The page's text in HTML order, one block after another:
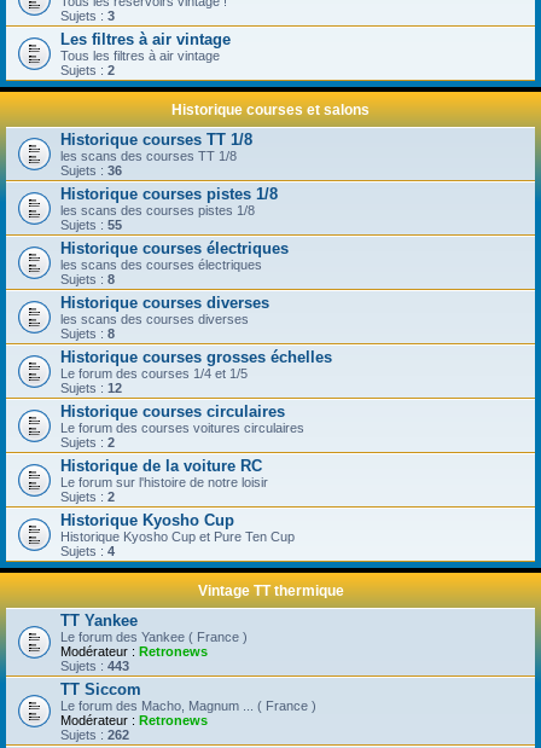
Sujets : 3
Les filtres à air vintage
Tous les filtres à air vintage
Sujets : 2
Historique courses et salons
Historique courses TT 1/8
les scans des courses TT 1/8
Sujets : 36
Historique courses pistes 1/8
les scans des courses pistes 1/8
Sujets : 55
Historique courses électriques
les scans des courses électriques
Sujets : 8
Historique courses diverses
les scans des courses diverses
Sujets : 8
Historique courses grosses échelles
Le forum des courses 1/4 et 1/5
Sujets : 12
Historique courses circulaires
Le forum des courses voitures circulaires
Sujets : 2
Historique de la voiture RC
Le forum sur l'histoire de notre loisir
Sujets : 2
Historique Kyosho Cup
Historique Kyosho Cup et Pure Ten Cup
Sujets : 4
Vintage TT thermique
TT Yankee
Le forum des Yankee ( France )
Modérateur : Retronews
Sujets : 443
TT Siccom
Le forum des Macho, Magnum ... ( France )
Modérateur : Retronews
Sujets : 262